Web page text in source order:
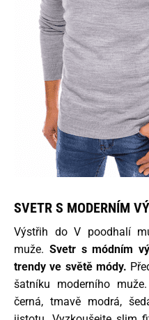
SVETR S MODERNÍM
Výstřih do V poodhalí
muže. Svetr s módním
trendy ve světě módy.
šatníku moderního
černá, tmavě modrá,